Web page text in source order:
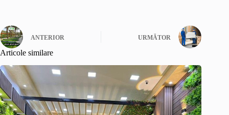
ANTERIOR URMĂTOR
Articole similare